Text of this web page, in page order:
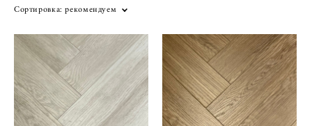
Сортировка: рекомендуем